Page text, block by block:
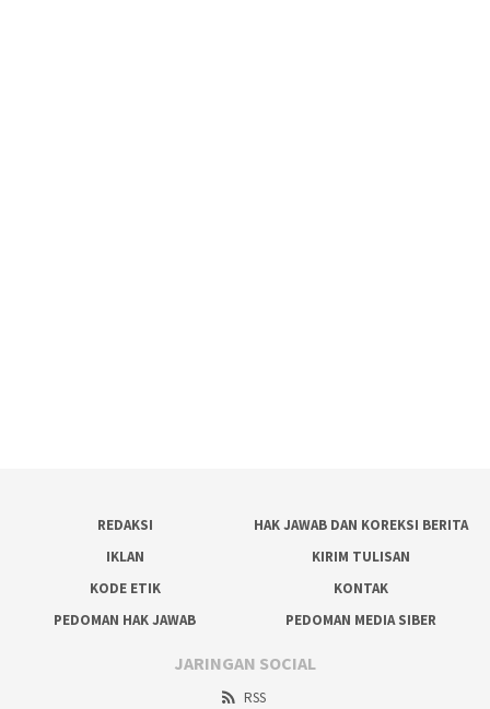
REDAKSI
HAK JAWAB DAN KOREKSI BERITA
IKLAN
KIRIM TULISAN
KODE ETIK
KONTAK
PEDOMAN HAK JAWAB
PEDOMAN MEDIA SIBER
JARINGAN SOCIAL
RSS